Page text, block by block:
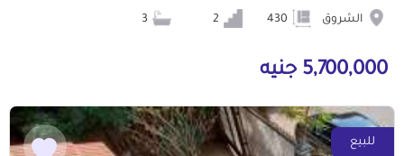
الشروق
5,700,000 جنيه
للبيع